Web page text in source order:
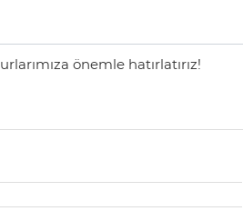
önemle hatırlatırız!